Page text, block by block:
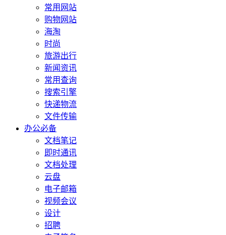
常用网站
购物网站
海淘
时尚
旅游出行
新闻资讯
常用查询
搜索引擎
快递物流
文件传输
办公必备
文档笔记
即时通讯
文档处理
云盘
电子邮箱
视频会议
设计
招聘